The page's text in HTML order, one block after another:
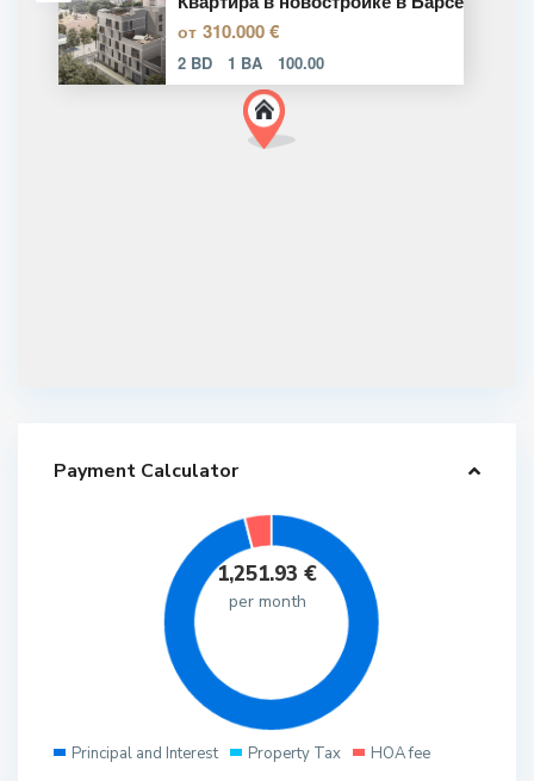
от 310.000 €
2 BD 1 BA 100.00
Payment Calculator
1,251.93 €
per month
Principal and Interest Property Tax
HOA fee